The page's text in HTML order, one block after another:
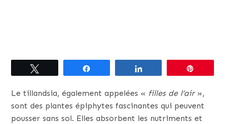
Le tillandsia, également appelées « filles de l’air »,
sont des plantes épiphytes fascinantes qui peuvent
pousser sans sol. Elles absorbent les nutriments et